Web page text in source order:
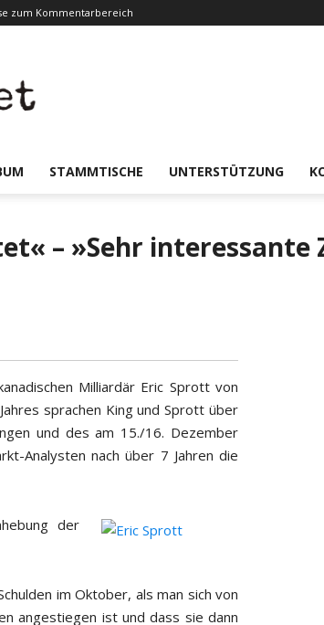
zum Kommentarbereich
STAMMTISCHE UNTERSTÜTZUNG
– »Sehr interessante
Milliardär Eric Sprott von
sprachen King und Sprott über
und des am 15./16. Dezember
Analysten nach über 7 Jahren die
der
im Oktober, als man sich von
angestiegen ist und dass sie dann